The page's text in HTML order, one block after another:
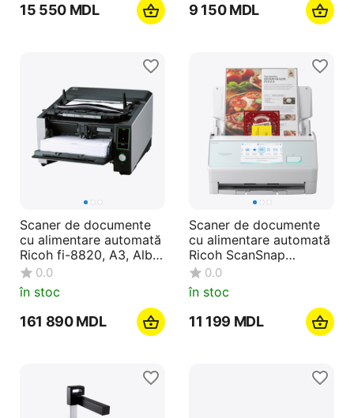
15 550 MDL 9 150 MDL
Scaner de documente
cu alimentare automată
Ricoh fi-8820, A3, Alb |
Negru
0.0
în stoc
161 890 MDL
Scaner de documente
cu alimentare automată
Ricoh ScanSnap
iX2500, A4, Alb
0.0
în stoc
11 199 MDL